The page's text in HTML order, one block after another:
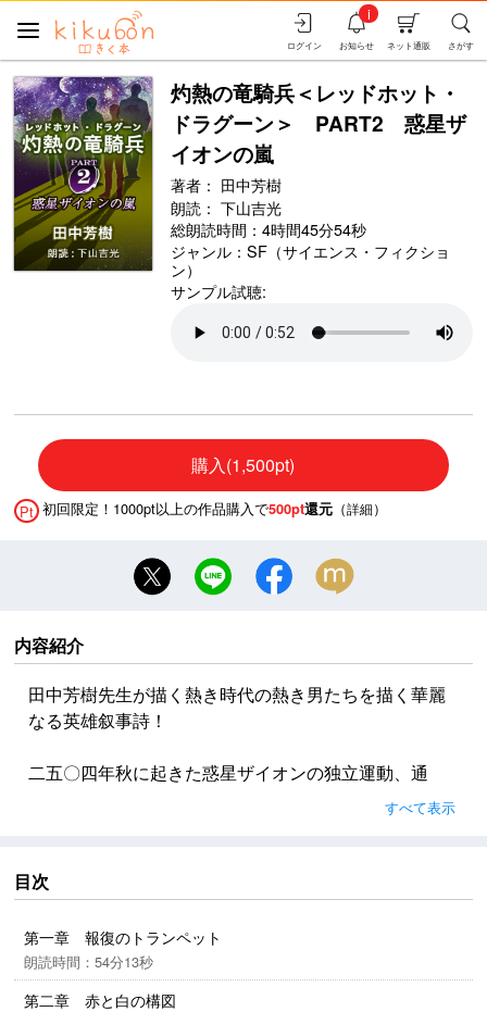
さがす
ネット通販
お知らせ
i
ログイン
灼熱の竜騎兵＜レッドホット・
ドラグーン＞ PART2 惑星ザ
イオンの嵐
著者： 田中芳樹
朗読： 下山吉光
総朗読時間：4時間45分54秒
ジャンル： SF（サイエンス・フィクショ
ン）
サンプル試聴:
購入(1,500pt)
Pt 初回限定！1000pt以上の作品購入で500pt還元 （詳細）
内容紹介
田中芳樹先生が描く熱き時代の熱き男たちを描く華麗
なる英雄叙事詩！
二五〇四年秋に起きた惑星ザイオンの独立運動、通
称”一ヶ月紛争”において、地球は圧倒的な武力を投入す
ることでこの動きを鎮圧し、惑星ザイオンに戒厳令を
織”深紅党”は、駐留する地球軍に対して着実に戦略的勝
利を積み重ね、面子を失った軍部は、地球本土におい
てクーデターを起こすという暴挙に出た。ここにいた
って、植民惑星の独立運動は、ついに他の惑星にも広
がり始めた！
すべて表示
目次
第一章 報復のトランペット
朗読時間：54分13秒
第二章 赤と白の構図